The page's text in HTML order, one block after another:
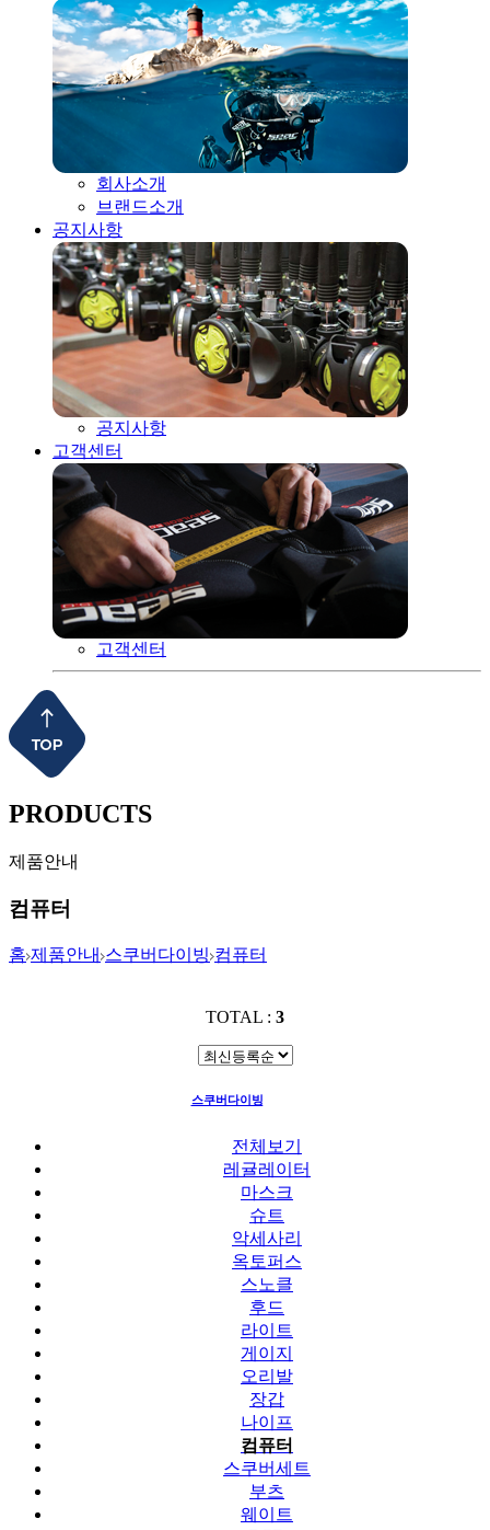
회사소개
브랜드소개
공지사항
공지사항
고객센터
고객센터
PRODUCTS
제품안내
컴퓨터
홈 제품안내 스쿠버다이빙 컴퓨터
TOTAL : 3
스쿠버다이빙
전체보기
레귤레이터
마스크
슈트
악세사리
옥토퍼스
스노클
후드
라이트
게이지
오리발
장갑
나이프
컴퓨터
스쿠버세트
부츠
웨이트